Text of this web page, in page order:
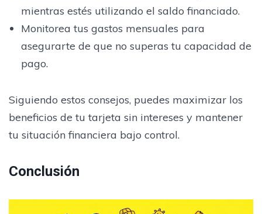
mientras estés utilizando el saldo financiado.
Monitorea tus gastos mensuales para
asegurarte de que no superas tu capacidad de
pago.
Siguiendo estos consejos, puedes maximizar los
beneficios de tu tarjeta sin intereses y mantener
tu situación financiera bajo control.
Conclusión